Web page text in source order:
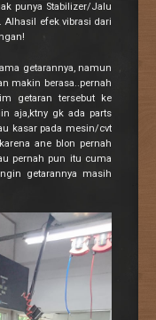
punya Stabilizer/Jalu
efek vibrasi dari
getarannya, namun
makin berasa..pernah
getaran tersebut ke
aja,ktny gk ada parts
kasar pada mesin/cvt
ane blon pernah
pernah pun itu cuma
getarannya masih